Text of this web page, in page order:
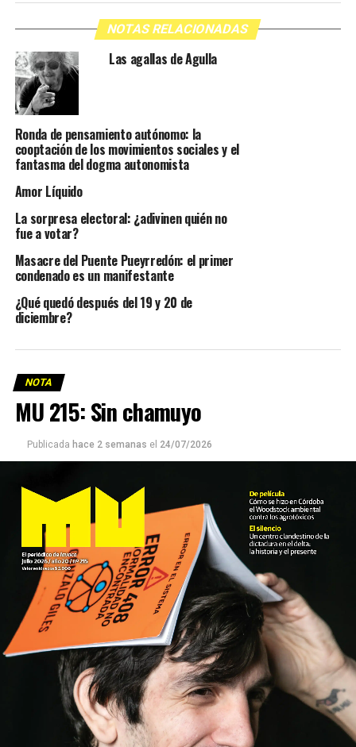
NOTAS RELACIONADAS
Las agallas de Agulla
Ronda de pensamiento autónomo: la
cooptación de los movimientos sociales y el
fantasma del dogma autonomista
Amor Líquido
La sorpresa electoral: ¿adivinen quién no
fue a votar?
Masacre del Puente Pueyrredón: el primer
condenado es un manifestante
¿Qué quedó después del 19 y 20 de
diciembre?
NOTA
MU 215: Sin chamuyo
Publicada hace 2 semanas el 24/07/2026